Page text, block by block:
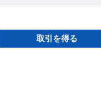
取引を得る